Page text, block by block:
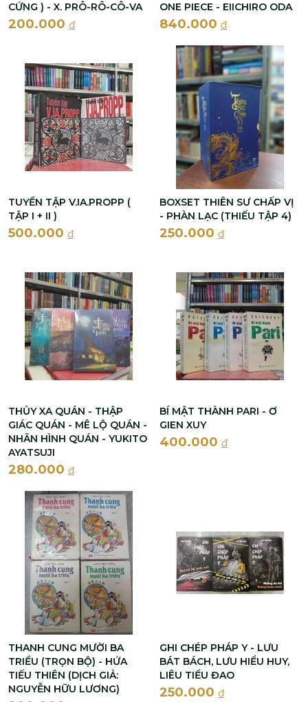
CỨNG ) - X. PRÔ-RÔ-CÔ-VA
200.000 đ
ONE PIECE - EIICHIRO ODA
840.000 đ
TUYỂN TẬP V.IA.PROPP (
TẬP I + II )
500.000 đ
BOXSET THIÊN SƯ CHẤP VỊ
- PHÀN LẠC (THIẾU TẬP 4)
250.000 đ
THỦY XA QUÁN - THẬP
GIÁC QUÁN - MÊ LỘ QUÁN -
NHÂN HÌNH QUÁN - YUKITO
AYATSUJI
280.000 đ
BÍ MẬT THÀNH PARI - Ơ
GIEN XUY
400.000 đ
THANH CUNG MƯỜI BA
TRIỀU (TRỌN BỘ) - HỨA
TIẾU THIÊN (DỊCH GIẢ:
NGUYỄN HỮU LƯƠNG)
GHI CHÉP PHÁP Y - LƯU
BÁT BÁCH, LƯU HIỂU HUY,
LIÊU TIỂU ĐAO
250.000 đ